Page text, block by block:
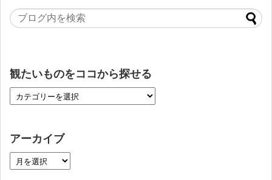
観たいものをココから探せる
アーカイブ